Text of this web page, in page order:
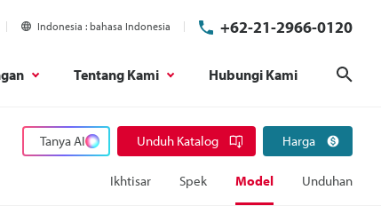
Indonesia bahasa Indonesia +62-21-2966-0120
Tentang Kami Hubungi Kami
Tanya AI Unduh Katalog Harga
Ikhtisar Spek Model Unduhan